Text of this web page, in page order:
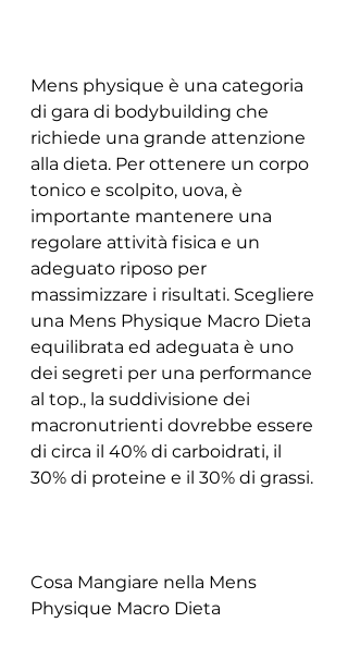
Mens physique è una categoria
di gara di bodybuilding che
richiede una grande attenzione
alla dieta. Per ottenere un corpo
tonico e scolpito, uova, è
importante mantenere una
regolare attività fisica e un
adeguato riposo per
massimizzare i risultati. Scegliere
una Mens Physique Macro Dieta
equilibrata ed adeguata è uno
dei segreti per una performance
al top., la suddivisione dei
macronutrienti dovrebbe essere
di circa il 40% di carboidrati, il
30% di proteine e il 30% di grassi.
Cosa Mangiare nella Mens
Physique Macro Dieta